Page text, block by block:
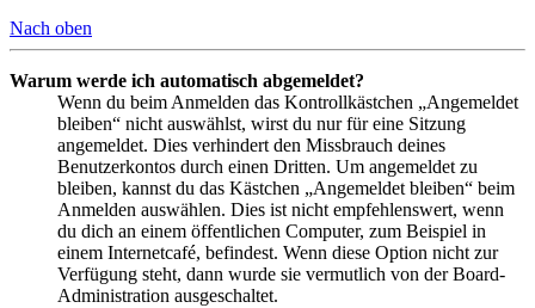
Nach oben
Warum werde ich automatisch abgemeldet?
Wenn du beim Anmelden das Kontrollkästchen „Angemeldet
bleiben“ nicht auswählst, wirst du nur für eine Sitzung
angemeldet. Dies verhindert den Missbrauch deines
Benutzerkontos durch einen Dritten. Um angemeldet zu
bleiben, kannst du das Kästchen „Angemeldet bleiben“ beim
Anmelden auswählen. Dies ist nicht empfehlenswert, wenn
du dich an einem öffentlichen Computer, zum Beispiel in
einem Internetcafé, befindest. Wenn diese Option nicht zur
Verfügung steht, dann wurde sie vermutlich von der Board-
Administration ausgeschaltet.